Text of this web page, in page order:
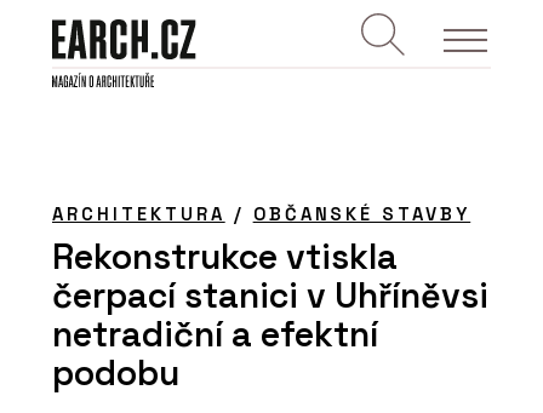
ARCHITEKTURA / OBČANSKÉ STAVBY
Rekonstrukce vtiskla
čerpací stanici v Uhříněvsi
netradiční a efektní
podobu